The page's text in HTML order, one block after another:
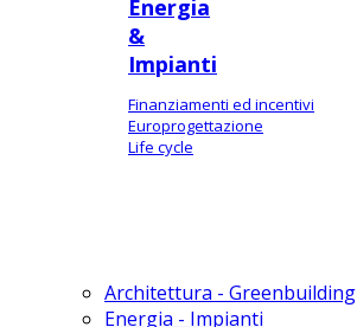
Energia
&
Impianti
Finanziamenti ed incentivi
Europrogettazione
Life cycle
Architettura - Greenbuilding
Energia - Impianti